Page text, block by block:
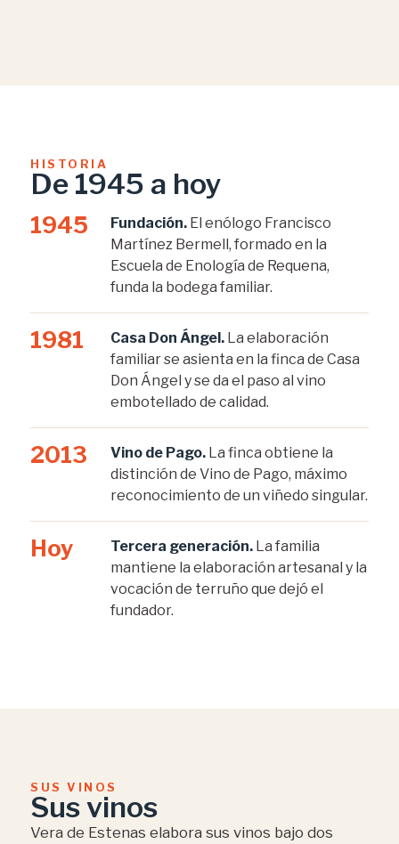
HISTORIA
De 1945 a hoy
1945 Fundación. El enólogo Francisco
Martínez Bermell, formado en la
Escuela de Enología de Requena,
funda la bodega familiar.
1981 Casa Don Ángel. La elaboración
familiar se asienta en la finca de Casa
Don Ángel y se da el paso al vino
embotellado de calidad.
2013 Vino de Pago. La finca obtiene la
distinción de Vino de Pago, máximo
reconocimiento de un viñedo singular.
Hoy Tercera generación. La familia
mantiene la elaboración artesanal y la
vocación de terruño que dejó el
fundador.
SUS VINOS
Sus vinos
Vera de Estenas elabora sus vinos bajo dos